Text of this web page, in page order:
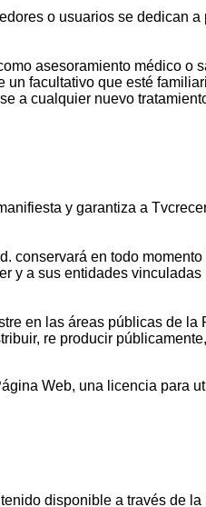
o usuarios se dedican a
asesoramiento médico o
facultativo que esté
a cualquier nuevo
y garantiza a
conservará en todo
y a sus entidades
en las áreas públicas de la
re producir
Web, una licencia para
disponible a través de